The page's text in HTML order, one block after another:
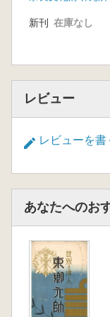
新刊 在庫なし
レビュー
レビューを書
あなたへのお